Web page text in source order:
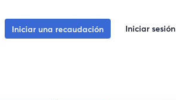
Iniciar una recaudación Iniciar sesión